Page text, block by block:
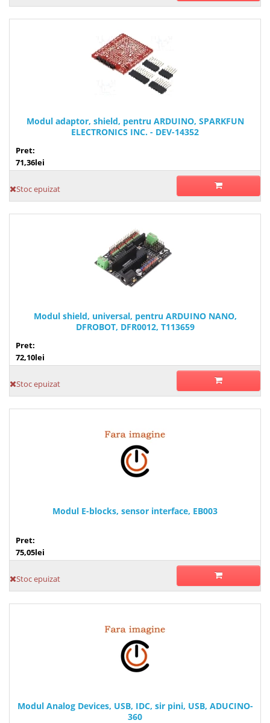
Modul adaptor, shield, pentru ARDUINO, SPARKFUN
ELECTRONICS INC. - DEV-14352
Pret:
71,36lei
Stoc epuizat
Modul shield, universal, pentru ARDUINO NANO,
DFROBOT, DFR0012, T113659
Pret:
72,10lei
Stoc epuizat
Modul E-blocks, sensor interface, EB003
Pret:
75,05lei
Stoc epuizat
Modul Analog Devices, USB, IDC, sir pini, USB, ADUCINO-
360